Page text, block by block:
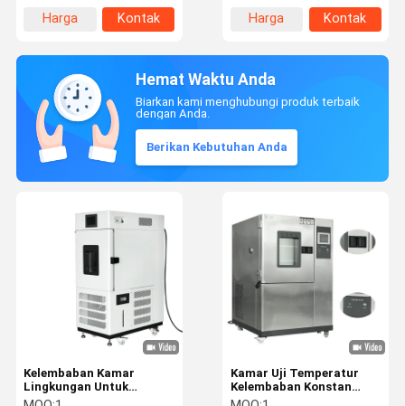
Harga
Kontak
Harga
Kontak
Hemat Waktu Anda
Biarkan kami menghubungi produk terbaik
dengan Anda.
Berikan Kebutuhan Anda
Kamar Uji Temperatur
Kelembaban Konstan
yang Dapat Diprogram
Kelembaban Kamar
Lingkungan Untuk
bengkel laboratorium dan